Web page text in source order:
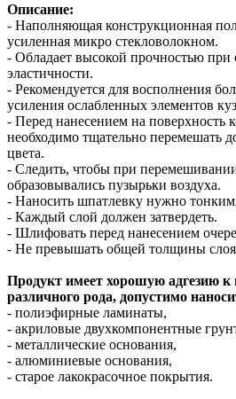
Описание:
- Наполняющая конструкционная
усиленная микро стекловолокном.
- Обладает высокой прочностью при
эластичности.
- Рекомендуется для восполнения
усиления ослабленных элементов
- Перед нанесением на поверхность
необходимо тщательно перемешать
цвета.
- Следить, чтобы при
образовывались пузырьки воздуха.
- Наносить шпатлевку нужно
- Каждый слой должен затвердеть.
- Шлифовать перед нанесением
- Не превышать общей толщины
Продукт имеет хорошую адгезию к
различного рода, допустимо
- полиэфирные ламинаты,
- акриловые двухкомпонентные
- металлические основания,
- алюминиевые основания,
- старое лакокрасочное покрытия.